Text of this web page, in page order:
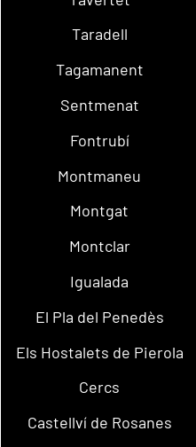
Taradell
Tagamanent
Sentmenat
Fontrubí
Montmaneu
Montgat
Montclar
Igualada
El Pla del Penedès
Els Hostalets de Pierola
Cercs
Castellví de Rosanes